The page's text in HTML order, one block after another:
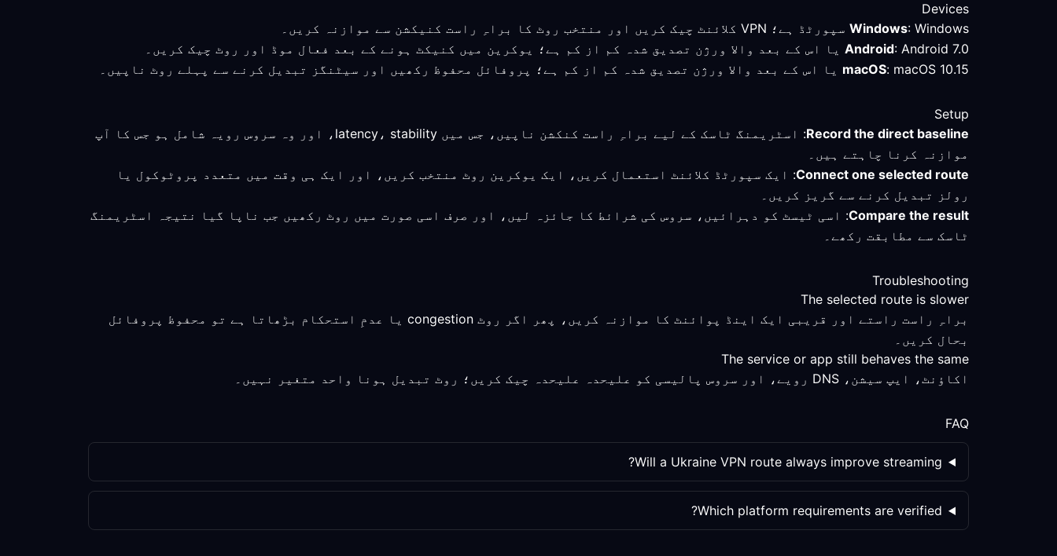
Devices
Windows: Windows سپورٹڈ ہے؛ VPN کلائنٹ چیک کریں اور منتخب روٹ کا براہِ راست کنیکشن سے موازنہ کریں۔
Android: Android 7.0 یا اس کے بعد والا ورژن تصدیق شدہ کم از کم ہے؛ یوکرین میں کنیکٹ ہونے کے بعد فعال موڈ اور روٹ چیک کریں۔
macOS: macOS 10.15 یا اس کے بعد والا ورژن تصدیق شدہ کم از کم ہے؛ پروفائل محفوظ رکھیں اور سیٹنگز تبدیل کرنے سے پہلے روٹ ناپیں۔
Setup
Record the direct baseline
: اسٹریمنگ ٹاسک کے لیے براہِ راست کنکشن ناپیں، جس میں latency، stability، اور وہ سروس رویہ شامل ہو جس کا آپ
موازنہ کرنا چاہتے ہیں۔
Connect one selected route: ایک سپورٹڈ کلائنٹ استعمال کریں، ایک یوکرین روٹ منتخب کریں، اور ایک ہی وقت میں متعدد پروٹوکول یا
رولز تبدیل کرنے سے گریز کریں۔
Compare the result: اسی ٹیسٹ کو دہرائیں، سروس کی شرائط کا جائزہ لیں، اور صرف اسی صورت میں روٹ رکھیں جب ناپا گیا نتیجہ اسٹریمنگ
ٹاسک سے مطابقت رکھے۔
Troubleshooting
The selected route is slower
براہِ راست راستے اور قریبی ایک اینڈ پوائنٹ کا موازنہ کریں، پھر اگر روٹ congestion یا عدمِ استحکام بڑھاتا ہے تو محفوظ پروفائل
بحال کریں۔
The service or app still behaves the same
اکاؤنٹ، ایپ سیشن، DNS رویے، اور سروس پالیسی کو علیحدہ علیحدہ چیک کریں؛ روٹ تبدیل ہونا واحد متغیر نہیں۔
FAQ
Will a Ukraine VPN route always improve streaming?
Which platform requirements are verified?